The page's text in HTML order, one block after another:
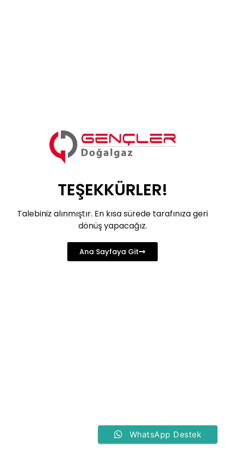
TEŞEKKÜRLER!
Talebiniz alınmıştır. En kısa sürede tarafınıza geri
dönüş yapacağız.
Ana Sayfaya Git
WhatsApp Destek